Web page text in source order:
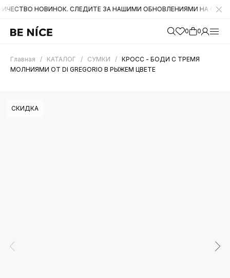
НОВИНОК. СЛЕДИТЕ ЗА НАШИМИ ОБНОВЛЕНИЯМИ НА САЙТЕ. А
0 0
Главная / КАТАЛОГ / СУМКИ / КРОСС - БОДИ С ТРЕМЯ
МОЛНИЯМИ ОТ DI GREGORIO В РЫЖЕМ ЦВЕТЕ
СКИДКА